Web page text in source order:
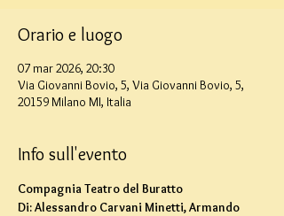
Orario e luogo
07 mar 2026, 20:30
Via Giovanni Bovio, 5, Via Giovanni Bovio, 5,
20159 Milano MI, Italia
Info sull'evento
Compagnia Teatro del Buratto
Di: Alessandro Carvani Minetti, Armando